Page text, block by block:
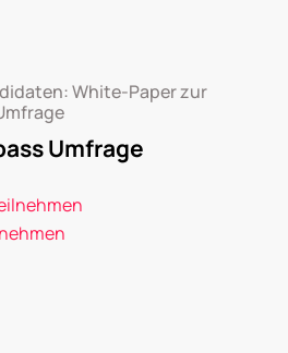
White-Paper zur
Umfrage